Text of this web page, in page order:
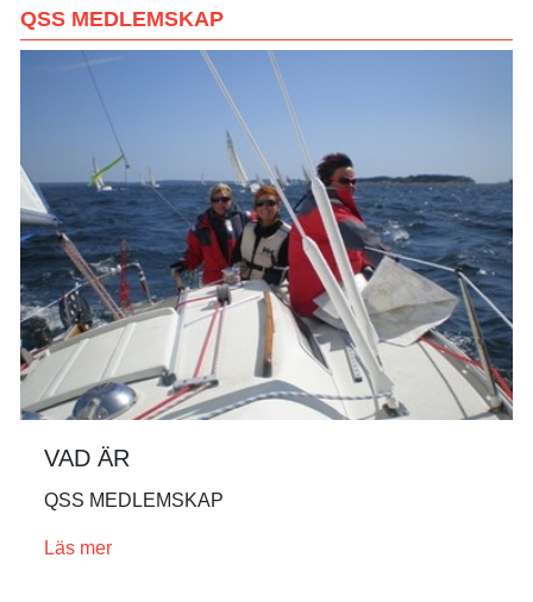
QSS MEDLEMSKAP
VAD ÄR
QSS MEDLEMSKAP
Läs mer